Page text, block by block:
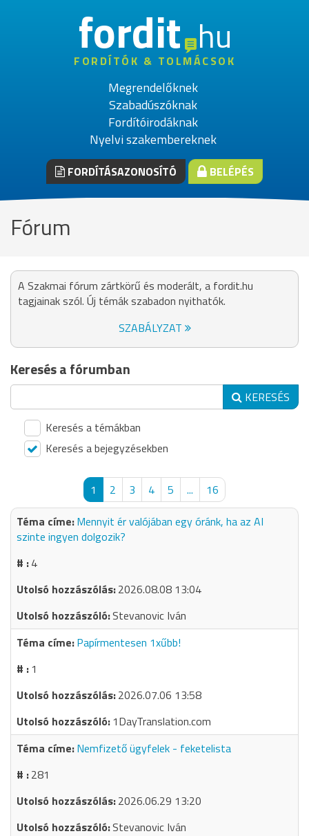
fordithu
FORDÍTÓK & TOLMÁCSOK
Megrendelőknek
Szabadúszóknak
Fordítóirodáknak
Nyelvi szakembereknek
FORDÍTÁSAZONOSÍTÓ BELÉPÉS
Fórum
A Szakmai fórum zártkörű és moderált, a fordit.hu
tagjainak szól. Új témák szabadon nyithatók.
SZABÁLYZAT
Keresés a fórumban
KERESÉS
Keresés a témákban
Keresés a bejegyzésekben
1 2 3 4 5 ...
16
Mennyit ér valójában egy óránk, ha az AI
szinte ingyen dolgozik?
4
2026.08.08 13:04
Stevanovic Iván
Papírmentesen 1xűbb!
1
2026.07.06 13:58
1DayTranslation.com
Nemfizető ügyfelek - feketelista
281
2026.06.29 13:20
Stevanovic Iván